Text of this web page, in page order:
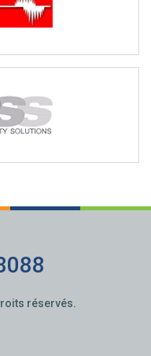
et le sud du Wisconsin.
planification, la gestion de
et le soutien.
réservés.